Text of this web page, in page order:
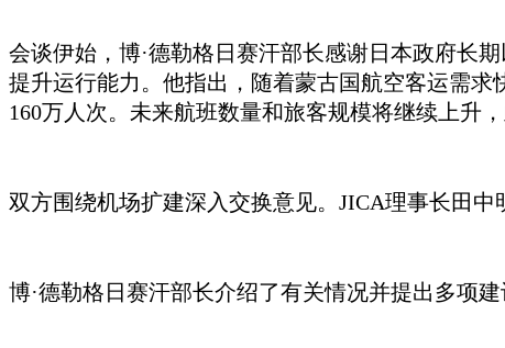
会谈伊始， 博·德勒格日赛汗部长感谢日本政府长
提升运行能力。他指出，随着蒙古国航空客运需求
160万人次。未来航班数量和旅客规模将继续上升
双方围绕机场扩建深入交换意见。 JICA理事长田中
博·德勒格日赛汗部长介绍了有关情况并提出多项建